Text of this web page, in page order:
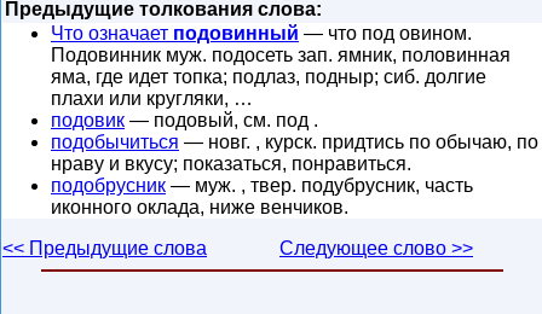
Предыдущие толкования слова:
Что означает подовинный — что под овином.
Подовинник муж. подосеть зап. ямник, половинная
яма, где идет топка; подлаз, подныр; сиб. долгие
плахи или кругляки, …
подовик — подовый, см. под .
подобычиться — новг. , курск. придтись по обычаю, по
нраву и вкусу; показаться, понравиться.
подобрусник — муж. , твер. подубрусник, часть
иконного оклада, ниже венчиков.
<< Предыдущие слова
Следующее слово >>